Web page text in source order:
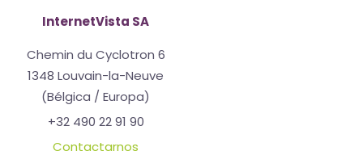
InternetVista SA
Chemin du Cyclotron 6
1348 Louvain-la-Neuve
(Bélgica / Europa)
+32 490 22 91 90
Contactarnos